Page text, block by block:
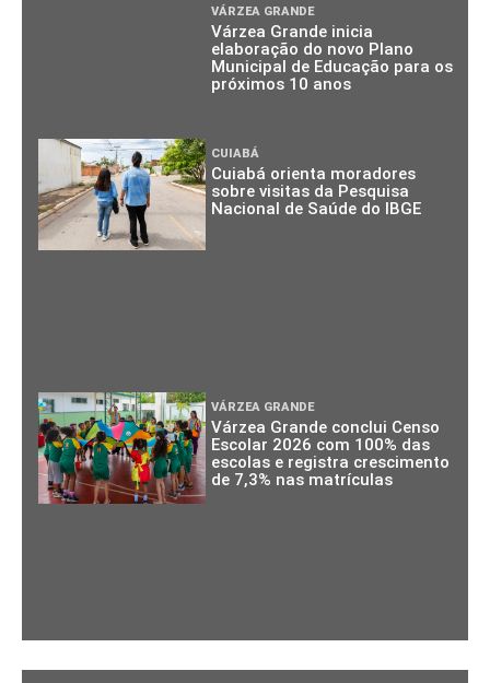
VÁRZEA GRANDE
Várzea Grande inicia
elaboração do novo Plano
Municipal de Educação para os
próximos 10 anos
CUIABÁ
Cuiabá orienta moradores
sobre visitas da Pesquisa
Nacional de Saúde do IBGE
VÁRZEA GRANDE
Várzea Grande conclui Censo
Escolar 2026 com 100% das
escolas e registra crescimento
de 7,3% nas matrículas